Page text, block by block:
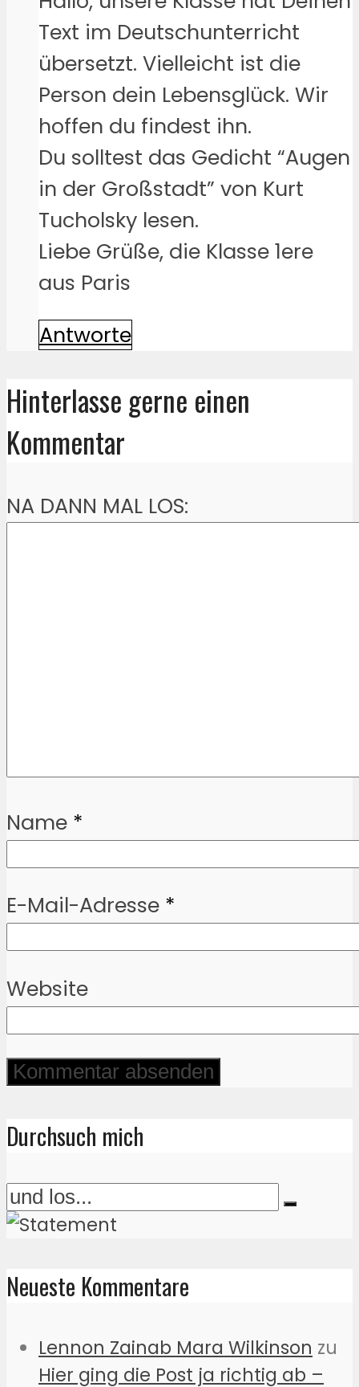
Text im Deutschunterricht
übersetzt. Vielleicht ist die
Person dein Lebensglück. Wir
hoffen du findest ihn.
Du solltest das Gedicht “Augen
in der Großstadt” von Kurt
Tucholsky lesen.
Liebe Grüße, die Klasse 1ere
aus Paris
Antworte
Hinterlasse gerne einen
Kommentar
NA DANN MAL LOS:
Name *
E-Mail-Adresse *
Website
Durchsuch mich
Neueste Kommentare
Lennon Zainab Mara Wilkinson zu
Hier ging die Post ja richtig ab –